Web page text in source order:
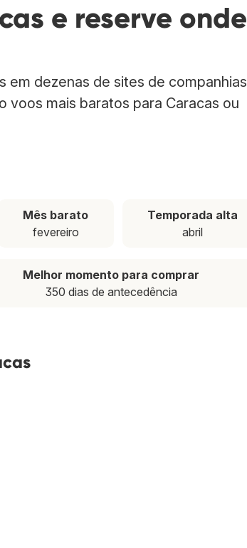
e reserve onde
em dezenas de sites de companhias
voos mais baratos para Caracas ou
Mês barato
fevereiro
Temporada alta
abril
Melhor momento para comprar
350 dias de antecedência